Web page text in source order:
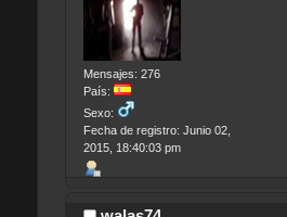
Mensajes: 276
País:
Sexo:
Fecha de registro: Junio 02,
2015, 18:40:03 pm